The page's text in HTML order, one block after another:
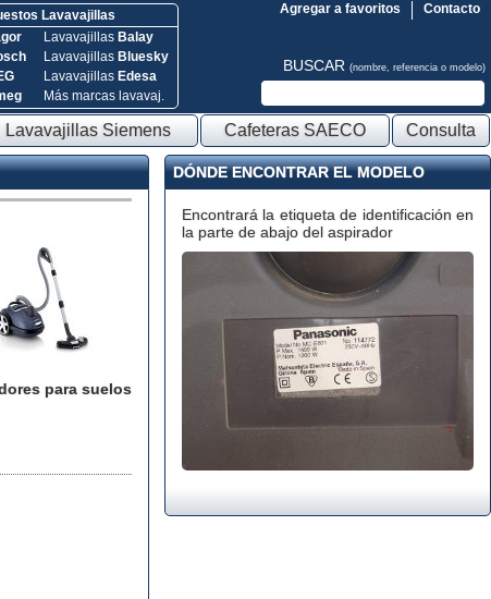
Lavavajillas
Lavavajillas Balay
Lavavajillas Bluesky
Lavavajillas Edesa
Más marcas lavavaj.
Contacto
Agregar a favoritos
BUSCAR (nombre, referencia o modelo)
Lavavajillas Siemens Cafeteras SAECO Consulta
para suelos
DÓNDE ENCONTRAR EL MODELO
Encontrará la etiqueta de identificación en
la parte de abajo del aspirador